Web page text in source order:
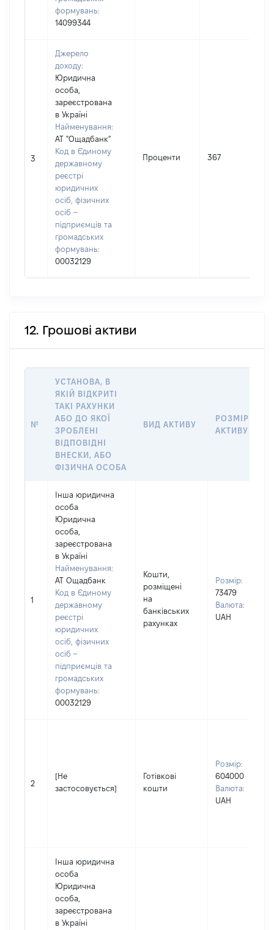
формувань:
14099344
3
Джерело
доходу:
Юридична
особа,
зареєстрована
в Україні
Найменування:
АТ "Ощадбанк"
Код в Єдиному
державному
реєстрі
юридичних
осіб, фізичних
осіб –
підприємців та
громадських
формувань:
00032129
Проценти 367
12. Грошові активи
№
УСТАНОВА, В
ЯКІЙ ВІДКРИТІ
ТАКІ РАХУНКИ
АБО ДО ЯКОЇ
ЗРОБЛЕНІ
ВІДПОВІДНІ
ВНЕСКИ, АБО
ФІЗИЧНА ОСОБА
ВИД АКТИВУ
РОЗМІР
АКТИВУ
1
Інша юридична
особа
Юридична
особа,
зареєстрована
в Україні
Найменування:
АТ Ощадбанк
Код в Єдиному
державному
реєстрі
юридичних
осіб, фізичних
осіб –
підприємців та
громадських
формувань:
00032129
Кошти,
розміщені
на
банківських
рахунках
Розмір:
73479
Валюта:
UAH
2
[Не
застосовується]
Готівкові
кошти
Розмір:
604000
Валюта:
UAH
Інша юридична
особа
Юридична
особа,
зареєстрована
в Україні